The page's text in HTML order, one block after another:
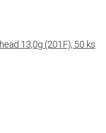
13,0g (201F), 50 ks